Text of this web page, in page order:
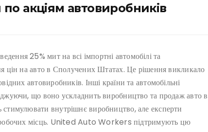
акціям автовиробників
25% мит на всі імпортні автомобілі та
цін на авто в Сполучених Штатах. Це рішення викликало
автовиробників. Інші країни та автомобільні
що воно ускладнить виробництво та продаж авто в
внутрішнє виробництво, але експерти
робочих місць. United Auto Workers підтримують цю